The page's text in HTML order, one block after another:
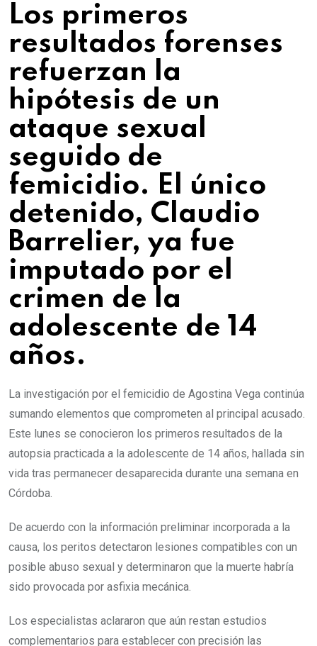
Los primeros
resultados forenses
refuerzan la
hipótesis de un
ataque sexual
seguido de
femicidio. El único
detenido, Claudio
Barrelier, ya fue
imputado por el
crimen de la
adolescente de 14
años.
La investigación por el femicidio de Agostina Vega continúa
sumando elementos que comprometen al principal acusado.
Este lunes se conocieron los primeros resultados de la
autopsia practicada a la adolescente de 14 años, hallada sin
vida tras permanecer desaparecida durante una semana en
Córdoba.
De acuerdo con la información preliminar incorporada a la
causa, los peritos detectaron lesiones compatibles con un
posible abuso sexual y determinaron que la muerte habría
sido provocada por asfixia mecánica.
Los especialistas aclararon que aún restan estudios
complementarios para establecer con precisión las